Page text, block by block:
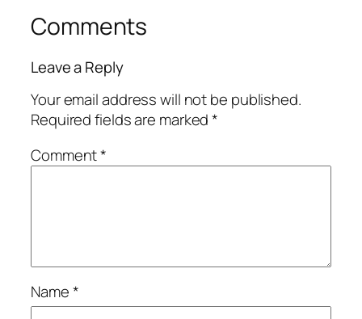
Comments
Leave a Reply
Your email address will not be published.
Required fields are marked*
Comment*
Name*